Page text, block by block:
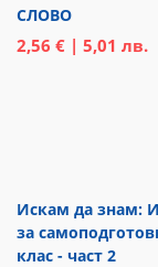
СЛОВО
2,56 € | 5,01 лв.
Искам да знам:
за
клас - част 2